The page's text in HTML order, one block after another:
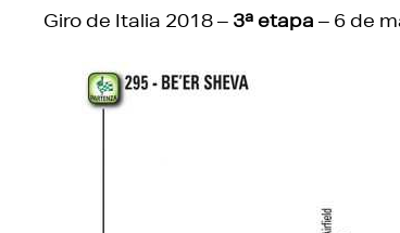
Giro de Italia 2018 – 3ª etapa – 6 de